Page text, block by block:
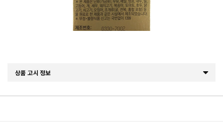
상품 고시 정보